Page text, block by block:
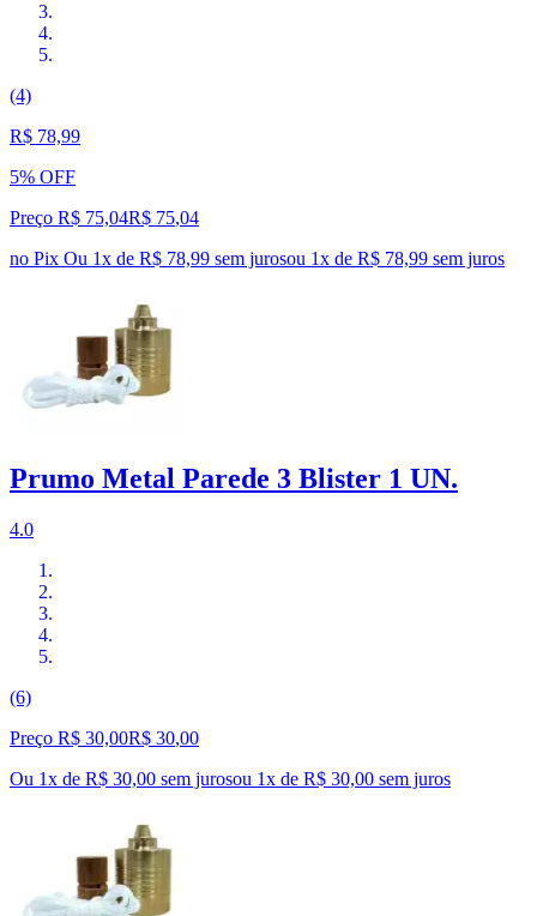
(4)
R$ 78,99
5% OFF
Preço R$ 75,04R$ 75,04
no Pix Ou 1x de R$ 78,99 sem jurosou 1x de R$ 78,99 sem juros
Prumo Metal Parede 3 Blister 1 UN.
4.0
(6)
Preço R$ 30,00R$ 30,00
Ou 1x de R$ 30,00 sem jurosou 1x de R$ 30,00 sem juros